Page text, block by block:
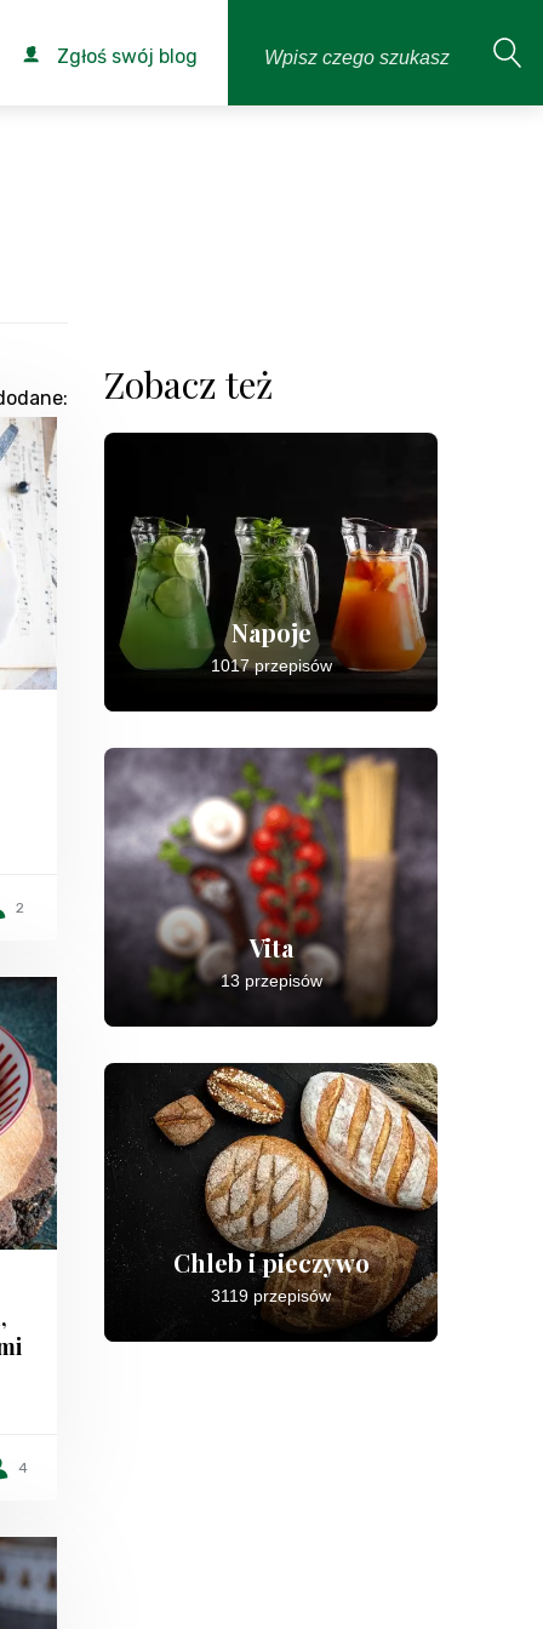
Zgłoś swój blog
2
4
Zobacz też
Napoje
1017 przepisów
Vita
13 przepisów
Chleb i pieczywo
3119 przepisów